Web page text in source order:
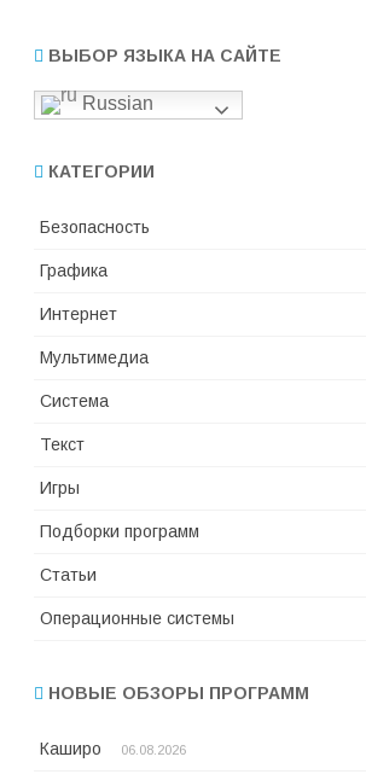
ВЫБОР ЯЗЫКА НА САЙТЕ
Russian
КАТЕГОРИИ
Безопасность
Графика
Интернет
Мультимедиа
Система
Текст
Игры
Подборки программ
Статьи
Операционные системы
НОВЫЕ ОБЗОРЫ ПРОГРАММ
Каширо 06.08.2026